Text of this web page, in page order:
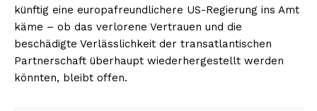
künftig eine europafreundlichere US-Regierung ins Amt
käme – ob das verlorene Vertrauen und die
beschädigte Verlässlichkeit der transatlantischen
Partnerschaft überhaupt wiederhergestellt werden
könnten, bleibt offen.